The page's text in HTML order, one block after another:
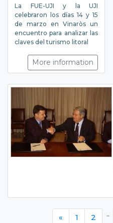
La FUE-UJI y la UJI
celebraron los días 14 y 15
de marzo en Vinaròs un
encuentro para analizar las
claves del turismo litoral
More information
« 1 2 ..